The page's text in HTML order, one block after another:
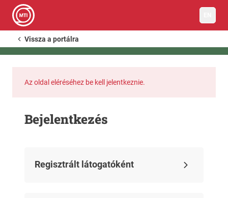
Vissza a portálra
Az oldal eléréséhez be kell jelentkeznie.
Bejelentkezés
Regisztrált látogatóként